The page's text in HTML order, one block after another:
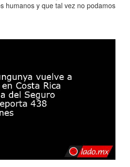
humanos y que tal vez no podamos